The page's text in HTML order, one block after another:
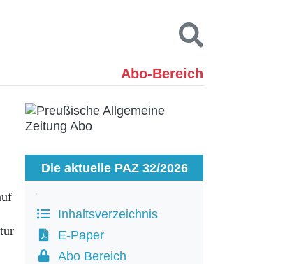
Abo-Bereich
Kontakt
Die aktuelle PAZ 32/2026
Inhaltsverzeichnis
E-Paper
Abo Bereich